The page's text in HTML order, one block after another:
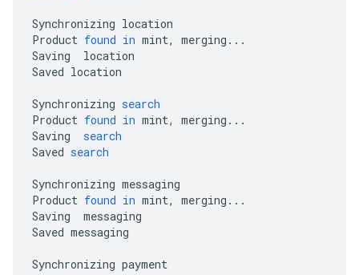
Synchronizing location
Product found in mint, merging ...
Saving
location
Saved location
Synchronizing search
Product found in mint, merging ...
Saving
search
Saved search
Synchronizing messaging
Product found in mint, merging ...
Saving
messaging
Saved messaging
Synchronizing payment